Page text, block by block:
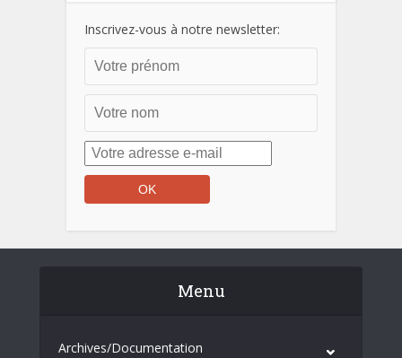
Inscrivez-vous à notre newsletter:
Menu
Archives/Documentation